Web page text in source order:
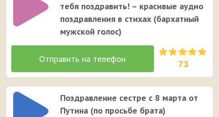
тебя поздравить! – красивые аудио
поздравления в стихах (бархатный
мужской голос)
73
Поздравление сестре с 8 марта от
Путина (по просьбе брата)